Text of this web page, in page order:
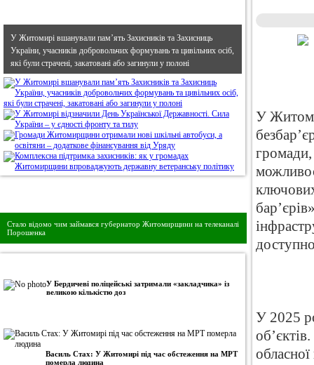
У Житомирі вшанували пам’ять Захисників та Захисниць
України, учасників добровольчих формувань та цивільних осіб,
які були страчені, закатовані або загинули у полоні
Стало відомо чим займався губернатор Житомирщини на телеканалі
Порошенка
У Бердичеві поліцейські затримали «закладчика» із
великою кількістю доз
Василь Стах: У Житомирі під час обстеження на МРТ
померла людина
У
громади,
У 2025